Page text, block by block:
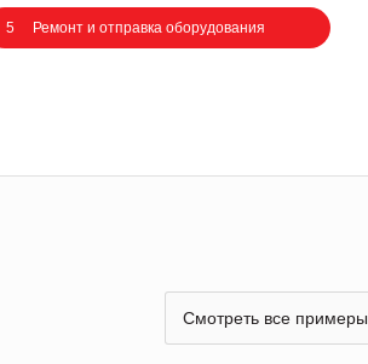
5 Ремонт и отправка оборудования
Смотреть все примеры